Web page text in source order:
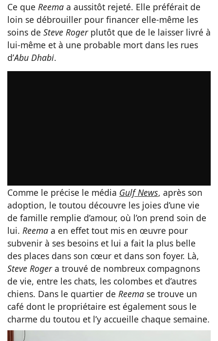
Ce que Reema a aussitôt rejeté. Elle préférait de
loin se débrouiller pour financer elle-même les
soins de Steve Rogerplutôt que de le laisser livré à
lui-même et à une probable mort dans les rues
d’Abu Dhabi.
Comme le précise le média Gulf News, après son
adoption, le toutou découvre les joies d’une vie
de famille remplie d’amour, où l’on prend soin de
lui. Reema a en effet tout mis en œuvre pour
subvenir à ses besoins et lui a fait la plus belle
des places dans son cœur et dans son foyer. Là,
Steve Rogera trouvé de nombreux compagnons
de vie, entre les chats, les colombes et d’autres
chiens. Dans le quartier de Reema se trouve un
café dont le propriétaire est également sous le
charme du toutou et l’y accueille chaque semaine.